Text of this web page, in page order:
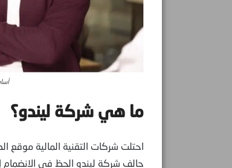
ما هي شركة ليندو؟
احتلت شركات التقنية المالية